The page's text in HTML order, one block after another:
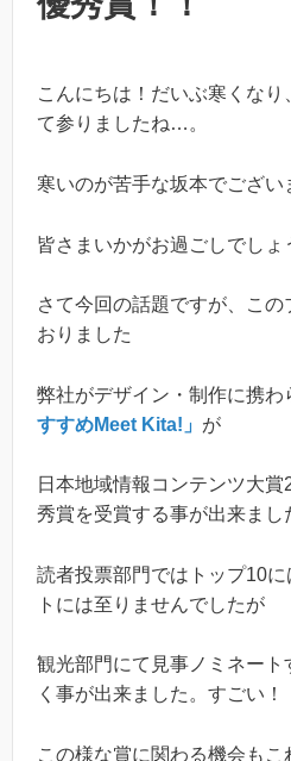
こんにちは！だいぶ寒くな
て参りましたね…。
寒いのが苦手な坂本でござい
皆さまいかがお過ごしでしょ
さて今回の話題ですが、こ
おりました
弊社がデザイン・制作に携わ
すすめMeet Kita!」 が
日本地域情報コンテンツ大
秀賞を受賞する事が出来まし
読者投票部門ではトップ10
トには至りませんでしたが
観光部門にて見事ノミネート
く事が出来ました。すごい！
この様な賞に関わる機会も